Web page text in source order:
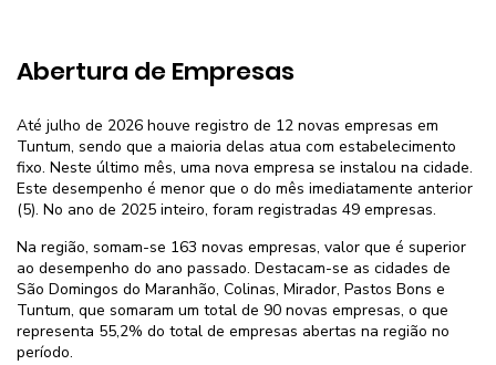
Abertura de Empresas
Até julho de 2026 houve registro de 12 novas empresas em
Tuntum, sendo que a maioria delas atua com estabelecimento
fixo. Neste último mês, uma nova empresa se instalou na cidade.
Este desempenho é menor que o do mês imediatamente anterior
(5). No ano de 2025 inteiro, foram registradas 49 empresas.
Na região, somam-se 163 novas empresas, valor que é superior
ao desempenho do ano passado. Destacam-se as cidades de
São Domingos do Maranhão, Colinas, Mirador, Pastos Bons e
Tuntum, que somaram um total de 90 novas empresas, o que
representa 55,2% do total de empresas abertas na região no
período.